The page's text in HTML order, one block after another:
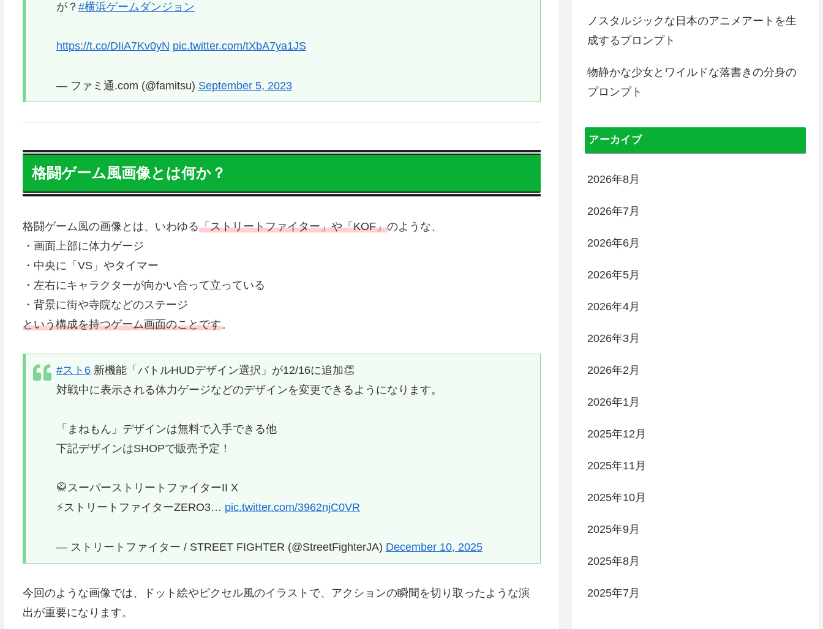
が？ #横浜ゲームダンジョン
https://t.co/DIiA7Kv0yN pic.twitter.com/tXbA7ya1JS
— ファミ通.com (@famitsu) September 5, 2023
格闘ゲーム風画像とは何か？
格闘ゲーム風の画像とは、いわゆる「ストリートファイター」や「KOF」のような、
・画面上部に体力ゲージ
・中央に「VS」やタイマー
・左右にキャラクターが向かい合って立っている
・背景に街や寺院などのステージ
という構成を持つゲーム画面のことです。
#スト6新機能「バトルHUDデザイン選択」が12/16に追加👏
対戦中に表示される体力ゲージなどのデザインを変更できるようになります。
「まねもん」デザインは無料で入手できる他
下記デザインはSHOPで販売予定！
🥋スーパーストリートファイターII X
⚡ストリートファイターZERO3… pic.twitter.com/3962njC0VR
— ストリートファイター / STREET FIGHTER (@StreetFighterJA) December 10, 2025
今回のような画像では、ドット絵やピクセル風のイラストで、アクションの瞬間を切り取ったような演
出が重要になります。
ノスタルジックな日本のアニメアートを生
成するプロンプト
物静かな少女とワイルドな落書きの分身の
プロンプト
アーカイブ
2026年8月
2026年7月
2026年6月
2026年5月
2026年4月
2026年3月
2026年2月
2026年1月
2025年12月
2025年11月
2025年10月
2025年9月
2025年8月
2025年7月